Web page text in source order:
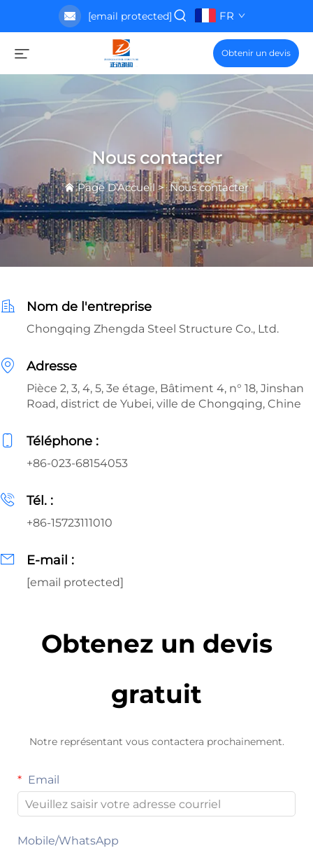
[email protected] FR
Obtenir un devis
Nous contacter
Page D'Accueil>Nous contacter
Nom de l'entreprise
Chongqing Zhengda Steel Structure Co., Ltd.
Adresse
Pièce 2, 3, 4, 5, 3e étage, Bâtiment 4, n° 18, Jinshan
Road, district de Yubei, ville de Chongqing, Chine
Téléphone :
+86-023-68154053
Tél. :
+86-15723111010
E-mail :
[email protected]
Obtenez un devis
gratuit
Notre représentant vous contactera prochainement.
Email
Mobile/WhatsApp